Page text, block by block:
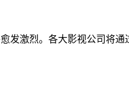
发激烈。各大影视公司将